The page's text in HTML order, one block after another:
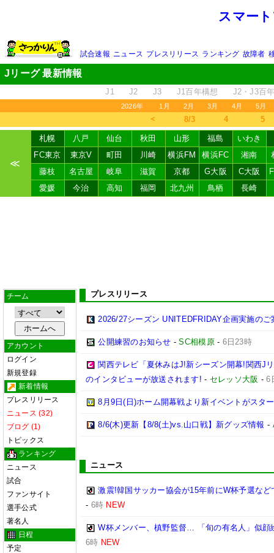
スマー
試合速報 ニュース プレスリリース ランキング 故障者
Jリーグ 最新情報
J1 J2 J3 J1百年構想 J2・J3百
2026年 1月 2月 3月 4月 5月
＜ 8/3 4 5
≪
札幌 八戸 仙台 秋田 山形 福島
いわき
FC東京
東京V 町田 川崎 横浜FM 横浜FC 湘南
藤枝
名古屋 岐阜 滋賀 京都 G大阪 C大阪
愛媛
今治 高知 福岡 北九州 鳥栖 長崎
チーム
アカウント
ログイン
新規登録
新着情報
プレスリリース
ニュース (32)
ブログ (1)
トピックス
ランキング
ニュース
試合
ファンサイト
選手公式
著名人
日程
予定
プレスリリース
2026/27シーズン UNITEDFRIDAY企画実施のご
公開練習のお知らせ -SC相模原- 6日23時
関西テレビ「夏休みはJ!新シーズン開幕!関西J
のインタビューが放送されます! - セレッソ大阪 -6
8月9日(日)ホーム開幕戦より新イベントがスタ
8/6(木)更新【8/8(土)vs.山口戦】新グッズ情報 -
ニュース
激震!韓国サッカー協会が15年前にW杯予選な
- 6時 NEW
W杯メンバー、槙野監督… 「旬の有名人」似顔
6時 NEW